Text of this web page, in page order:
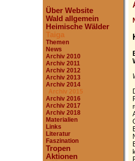
Über Website
Wald allgemein
Heimische Wälder
Taiga
Themen
News
Archiv 2010
Archiv 2011
Archiv 2012
Archiv 2013
Archiv 2014
Archiv 2015
Archiv 2016
Archiv 2017
Archiv 2018
Materialien
Links
Literatur
Faszination
Tropen
Aktionen